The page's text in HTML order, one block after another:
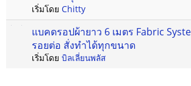
เริ่มโดย Chitty
แบคดรอปผ้ายาว 6 เมตร Fabric
รอยต่อ สั่งทำได้ทุกขนาด
เริ่มโดย บิลเลี่ยนพลัส